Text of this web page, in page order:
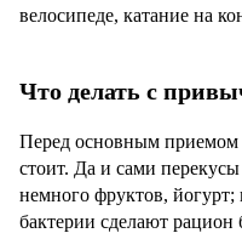
велосипеде, катание на
Что делать с
Перед основным приемом
стоит. Да и сами
немного фруктов,
бактерии сделают рацион